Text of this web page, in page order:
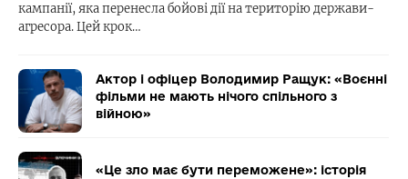
кампанії, яка перенесла бойові дії на територію держави-
агресора. Цей крок…
Актор і офіцер Володимир Ращук: «Воєнні
фільми не мають нічого спільного з
війною»
«Це зло має бути переможене»: історія